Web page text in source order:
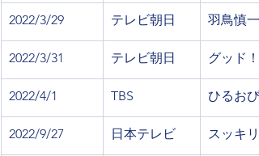
2022/3/29 テレビ朝日 羽鳥慎
2022/3/31 テレビ朝日 グッド
2022/4/1 TBS ひるおび
​2022/9/27 日本テレビ スッキリ